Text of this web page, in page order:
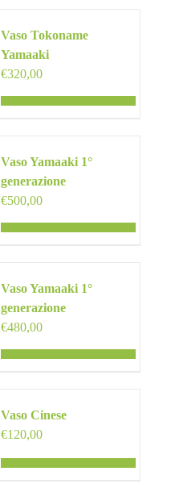
Vaso Tokoname
Yamaaki
€320,00
Vaso Yamaaki 1°
generazione
€500,00
Vaso Yamaaki 1°
generazione
€480,00
Vaso Cinese
€120,00